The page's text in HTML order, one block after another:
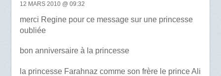
12 MARS 2010 @ 09:32
merci Regine pour ce message sur une princesse
oubliée
bon anniversaire à la princesse
la princesse Farahnaz comme son frère le prince Ali